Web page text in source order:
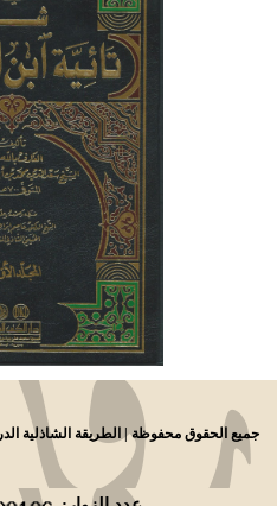
© جميع الحقوق محفوظة | الطريقة الشاذلية الدرقاوية 2026 -